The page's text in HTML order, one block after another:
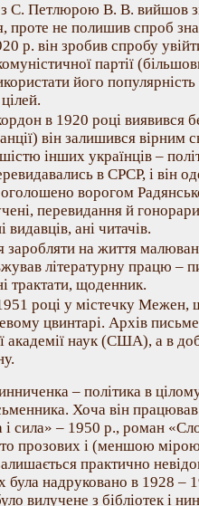
С. Петлюрою В. В. вийшов
проте не полишив спроб
р. він зробив спробу
партії
його популярність
в 1920 році виявився
він залишився вірним
інших українців –
в СРСР, і він
ворогом
перевидання й
ані читачів.
заробляти на життя
літературну працю –
трактати, щоденник.
році у містечку Межен,
цвинтарі. Архів
академії наук (США), а в
– політика в
Хоча він
і сила» – 1950 р., роман
прозових і (меншою
практично
була надруковано в 1928 –
вилучене з бібліотек і